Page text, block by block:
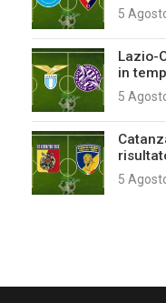
5
Lazio-
in
5
5